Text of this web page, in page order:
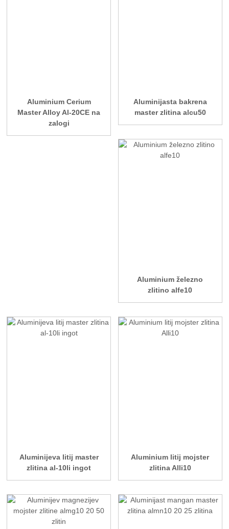
Aluminium Cerium
Master Alloy Al-20CE na
zalogi
Aluminijasta bakrena
master zlitina alcu50
Aluminium železno
zlitino alfe10
Aluminijeva litij master
zlitina al-10li ingot
Aluminium litij mojster
zlitina Alli10